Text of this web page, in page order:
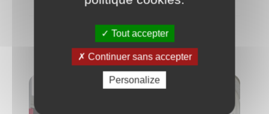
DANS L'ACTU
Tout accepter
Continuer sans accepter
Personalize